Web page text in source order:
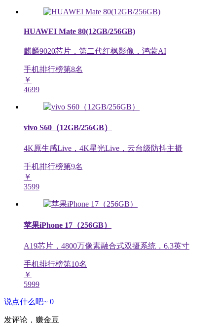
HUAWEI Mate 80(12GB/256GB)
麒麟9020芯片，第二代红枫影像，鸿蒙AI
手机排行榜第8名
￥
4699
vivo S60（12GB/256GB）
4K原生感Live，4K星光Live，云台级防抖主摄
手机排行榜第9名
￥
3599
苹果iPhone 17（256GB）
A19芯片，4800万像素融合式双摄系统，6.3英寸
手机排行榜第10名
￥
5999
说点什么吧~ 0
发评论，赚金豆